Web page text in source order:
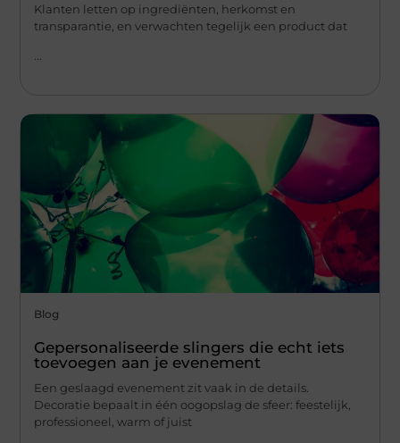
Klanten letten op ingrediënten, herkomst en
transparantie, en verwachten tegelijk een product dat
Blog
Gepersonaliseerde slingers die echt iets
toevoegen aan je evenement
Een geslaagd evenement zit vaak in de details.
Decoratie bepaalt in één oogopslag de sfeer: feestelijk,
professioneel, warm of juist